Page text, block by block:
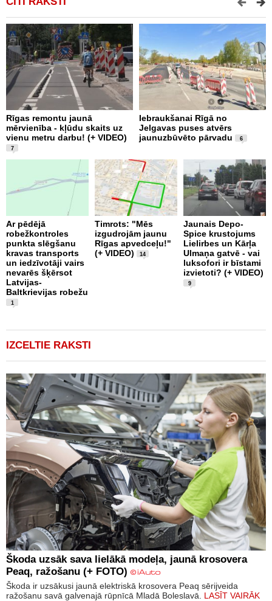
Rīgas remontu jaunā
mērvienība - kļūdu skaits uz
vienu metru darbu! (+ VIDEO)
7
Iebraukšanai Rīgā no
Jelgavas puses atvērs
jaunuzbūvēto pārvadu
6
Ar pēdējā
robežkontroles
punkta slēgšanu
kravas transports
un iedzīvotāji vairs
nevarēs šķērsot
Latvijas-
Baltkrievijas robežu
1
Timrots: "Mēs
izgudrojām jaunu
Rīgas apvedceļu!"
(+ VIDEO)
14
Jaunais Depo-
Spice krustojums
Lielirbes un Kārļa
Ulmaņa gatvē - vai
luksofori ir bīstami
izvietoti? (+ VIDEO)
9
IZCELTIE RAKSTI
Škoda uzsāk sava lielākā modeļa, jaunā krosovera
Peaq, ražošanu (+ FOTO)
Škoda ir uzsākusi jaunā elektriskā krosovera Peaq sērijveida
ražošanu savā galvenajā rūpnīcā Mladā Boleslavā. LASĪT VAIRĀK